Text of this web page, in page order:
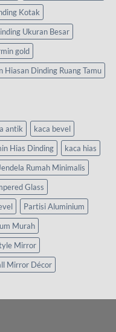
Kotak
Ukuran Besar
gold
Hiasan Dinding Ruang Tamu
antik
kaca bevel
Hias Dinding
kaca hias
Rumah Minimalis
Glass
Partisi Aluminium
Murah
Mirror
Mirror Décor